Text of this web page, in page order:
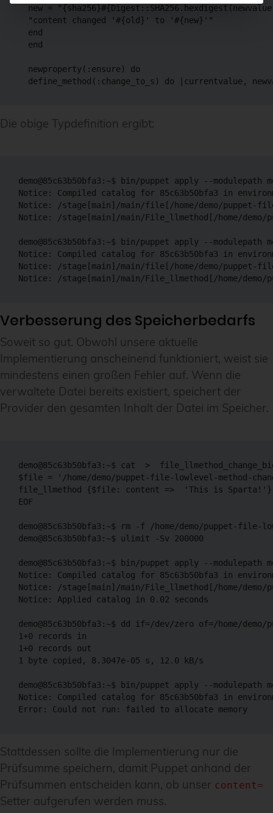
new =
  "content changed '#{old}' to '#{new}'"
  end
  end
  newproperty(:ensure) do
  define_method(
:change_to_s ) do |currentvalue,
Die obige Typdefinition ergibt:
demo@85c63b50bfa3:~$ bin/puppet apply --
Notice: Compiled catalog for 85c63b50bfa3 in
Notice: /stage[main]/main/file[/home/demo/puppet-
Notice: /stage[main]/main/File_llmethod[/home/demo/
demo@85c63b50bfa3:~$ bin/puppet apply --modulepath
Notice: Compiled catalog for 85c63b50bfa3 in
Notice: /stage[main]/main/file[/home/demo/puppet-file-
Verbesserung des Speicherbedarfs
Soweit so gut. Obwohl unsere aktuelle
Implementierung anscheinend funktioniert, weist sie
mindestens einen großen Fehler auf. Wenn die
verwaltete Datei bereits existiert, speichert der
Provider den gesamten Inhalt der Datei im Speicher.
demo@85c63b50bfa3:~$ cat  >
$file = '/home/demo/puppet-file-lowlevel-method-
file_llmethod {$file: content =>  'This is Sparta!'}
EOF
demo@85c63b50bfa3:~$ rm -f /home/demo/puppet-file-
demo@85c63b50bfa3:~$ ulimit -Sv 200000
demo@85c63b50bfa3:~$ bin/puppet apply --
Notice: Compiled catalog for 85c63b50bfa3 in
Notice: /stage[main]/main/File_llmethod[/home/demo/
Notice: Applied catalog in 0.02 seconds
demo@85c63b50bfa3:~$ dd if=/dev/zero of=/home/
1+0 records in
1+0 records out
1 byte copied, 8.3047e-05 s, 12.0 kB/s
demo@85c63b50bfa3:~$ bin/puppet apply --
Notice: Compiled catalog for 85c63b50bfa3 in
Stattdessen sollte die Implementierung nur die
Prüfsumme speichern, damit Puppet anhand der
Prüfsummen entscheiden kann, ob unser content=
Setter aufgerufen werden muss.